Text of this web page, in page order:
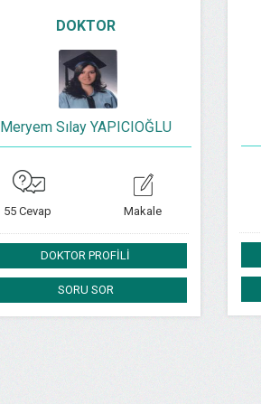
DOKTOR
Meryem Sılay YAPICIOĞLU
55 Cevap Makale
DOKTOR PROFİLİ
SORU SOR